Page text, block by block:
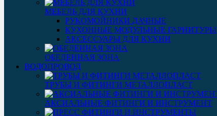
МЕБЕЛЬ ДЛЯ КУХНИ
РУКОМОЙНИКИ ДАЧНЫЕ
КУХОННЫЕ МОДУЛЬНЫЕ ГАРНИТУРЫ
АКСЕССУАРЫ ДЛЯ КУХНИ
ОБЕДЕННАЯ ЗОНА
ВОДОПРОВОД
ТРУБЫ И ФИТИНГИ МЕТАЛЛОПЛАСТ
АКСИАЛЬНЫЕ ФИТИНГИ И ИНСТРУМЕНТ